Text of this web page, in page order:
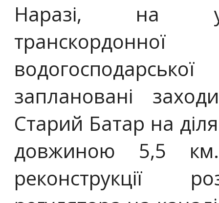
Наразі, на
заплановані
Старий Батар на
довжиною 5,5
реконструкції